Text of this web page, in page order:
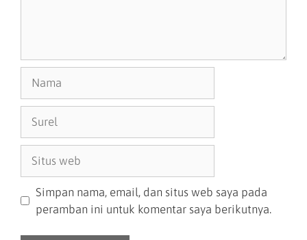
Simpan nama, email, dan situs web saya pada
peramban ini untuk komentar saya berikutnya.